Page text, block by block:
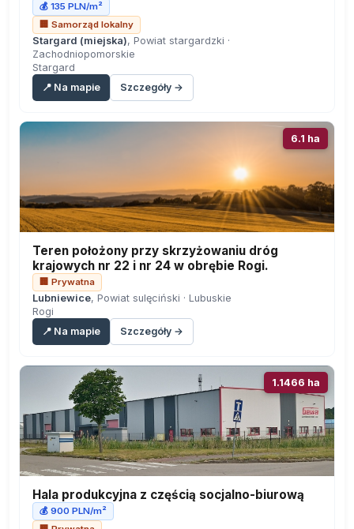
💰 135 PLN/m²
🏢 Samorząd lokalny
Stargard (miejska), Powiat stargardzki ·
Zachodniopomorskie
Stargard
📍 Na mapie
Szczegóły →
6.1 ha
Teren położony przy skrzyżowaniu dróg
krajowych nr 22 i nr 24 w obrębie Rogi.
🏢 Prywatna
Lubniewice, Powiat sulęciński · Lubuskie
Rogi
📍 Na mapie
Szczegóły →
1.1466 ha
Hala produkcyjna z częścią socjalno-biurową
💰 900 PLN/m²